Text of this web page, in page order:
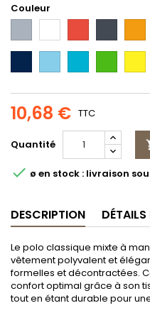
Couleur
marine
green yellow
10,68 € TTC
Quantité
 ø en stock : livraison
DESCRIPTION
Le polo classique mixte à
vêtement polyvalent et
formelles et décontractées.
confort optimal grâce à son
tout en étant durable pour